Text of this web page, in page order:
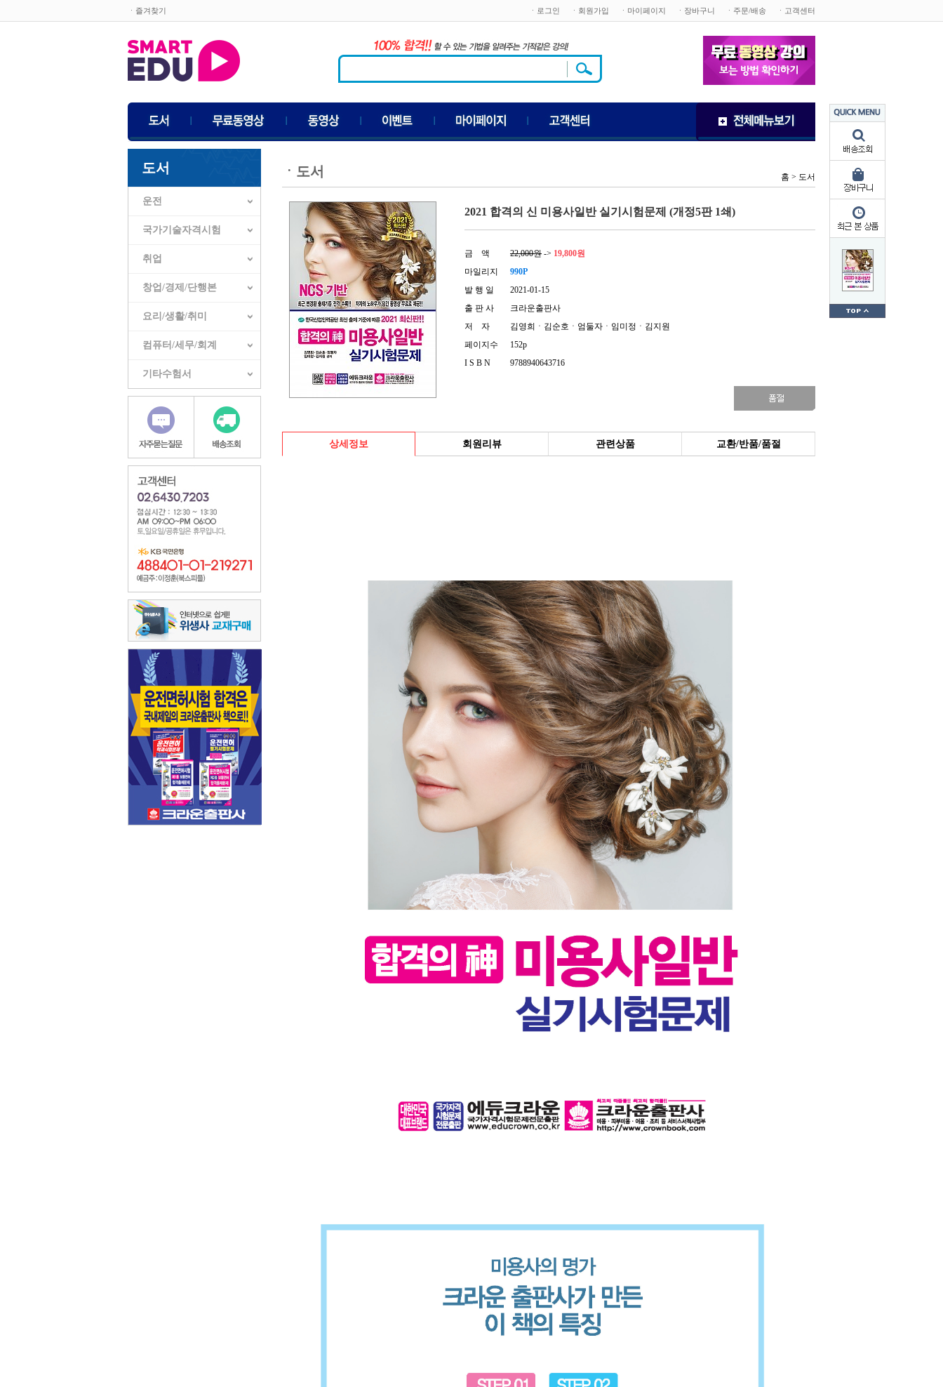
ㆍ즐겨찾기 ㆍ로그인 ㆍ회원가입 ㆍ마이페이지 ㆍ장바구니 ㆍ주문/배송 ㆍ고객센터
도서
운전
국가기술자격시험
취업
창업/경제/단행본
요리/생활/취미
컴퓨터/세무/회계
기타수험서
ㆍ 도서 홈 > 도서
2021 합격의 신 미용사일반 실기시험문제 (개정5판 1쇄)
금 액 22,000원 -> 19,800원
마일리지
990P
발 행 일
2021-01-15
출 판 사
크라운출판사
저 자
김영희ㆍ김순호ㆍ엄둘자ㆍ임미정ㆍ김지원
페이지수
152p
I S B N
9788940643716
상세정보 회원리뷰 관련상품 교환/반품/품절